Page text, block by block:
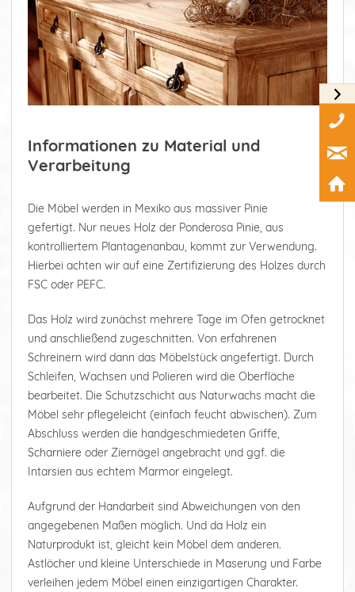
Informationen zu Material und
Verarbeitung
Die Möbel werden in Mexiko aus massiver Pinie
gefertigt. Nur neues Holz der Ponderosa Pinie, aus
kontrolliertem Plantagenanbau, kommt zur Verwendung.
Hierbei achten wir auf eine Zertifizierung des Holzes durch
FSC oder PEFC.
Das Holz wird zunächst mehrere Tage im Ofen getrocknet
und anschließend zugeschnitten. Von erfahrenen
Schreinern wird dann das Möbelstück angefertigt. Durch
Schleifen, Wachsen und Polieren wird die Oberfläche
bearbeitet. Die Schutzschicht aus Naturwachs macht die
Möbel sehr pflegeleicht (einfach feucht abwischen). Zum
Abschluss werden die handgeschmiedeten Griffe,
Scharniere oder Ziernägel angebracht und ggf. die
Intarsien aus echtem Marmor eingelegt.
Aufgrund der Handarbeit sind Abweichungen von den
angegebenen Maßen möglich. Und da Holz ein
Naturprodukt ist, gleicht kein Möbel dem anderen.
Astlöcher und kleine Unterschiede in Maserung und Farbe
verleihen jedem Möbel einen einzigartigen Charakter.